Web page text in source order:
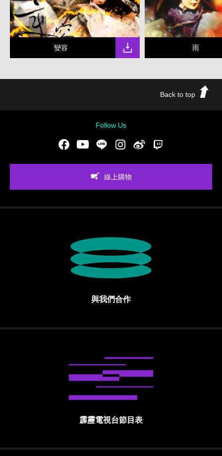
變容 雨
Back to top
Follow Us
FacebookYoutubeLINE Instgram新浪微博
線上購物
與我們合作
霹靂電視台節目表